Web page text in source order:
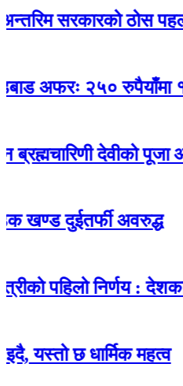
ठोस पहल
२५० रुपैयाँमा १०००
देवीको पूजा आराधना
अवरुद्ध
निर्णय : देशका १०
छ धार्मिक महत्व